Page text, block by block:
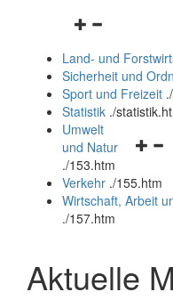
Navigationsmenü
und
schließen
Land- und
Sicherheit und
Sport und Freizeit .
Statistik ./
und
Umwelt
und Natur
./153.htm
Verkehr ./155.htm
Wirtschaft, Arbeit
./157.htm
Aktuelle